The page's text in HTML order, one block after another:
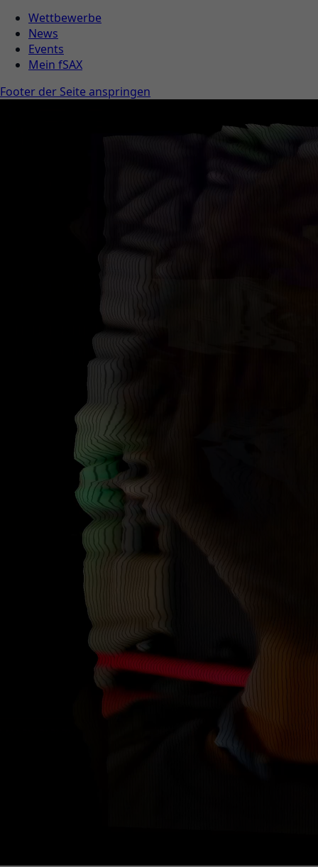
Wettbewerbe
News
Events
Mein fSAX
Footer der Seite anspringen